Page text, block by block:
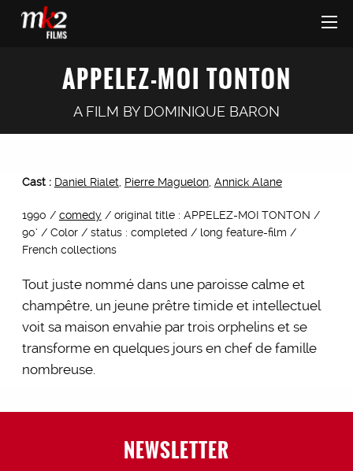
APPELEZ-MOI TONTON
A FILM BY DOMINIQUE BARON
Cast : Daniel Rialet, Pierre Maguelon, Annick Alane
1990 / comedy/ original title : APPELEZ-MOI TONTON /
90’ / Color / status : completed / long feature-film /
French collections
Tout juste nommé dans une paroisse calme et
champêtre, un jeune prêtre timide et intellectuel
voit sa maison envahie par trois orphelins et se
transforme en quelques jours en chef de famille
nombreuse.
NEWSLETTER